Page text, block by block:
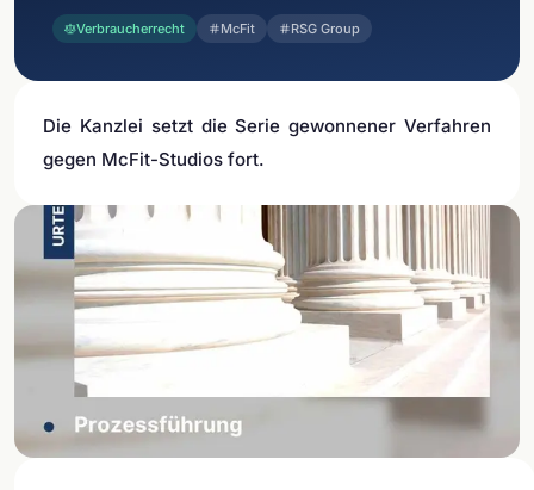
Verbraucherrecht McFit RSG Group
Die Kanzlei setzt die Serie gewonnener Verfahren
gegen McFit-Studios fort.